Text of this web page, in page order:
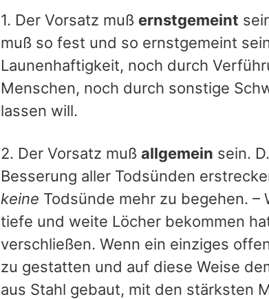
1. Der Vorsatz muß ernstgemeint
muß so fest und so ernstgemeint
Launenhaftigkeit, noch durch
Menschen, noch durch sonstige
lassen will.
2. Der Vorsatz muß allgemein sein.
Besserung aller Todsünden
keine Todsünde mehr zu begehen. –
tiefe und weite Löcher bekommen
verschließen. Wenn ein einziges
zu gestatten und auf diese Weise
aus Stahl gebaut, mit den stärksten